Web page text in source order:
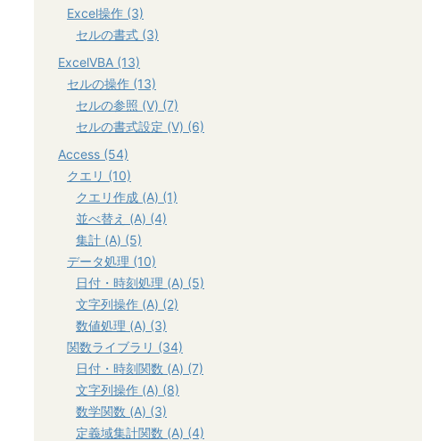
Excel操作 (3)
セルの書式 (3)
ExcelVBA (13)
セルの操作 (13)
セルの参照 (V) (7)
セルの書式設定 (V) (6)
Access (54)
クエリ (10)
クエリ作成 (A) (1)
並べ替え (A) (4)
集計 (A) (5)
データ処理 (10)
日付・時刻処理 (A) (5)
文字列操作 (A) (2)
数値処理 (A) (3)
関数ライブラリ (34)
日付・時刻関数 (A) (7)
文字列操作 (A) (8)
数学関数 (A) (3)
定義域集計関数 (A) (4)